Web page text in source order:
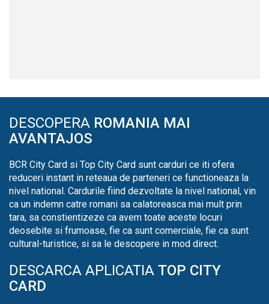
DESCOPERA ROMANIA MAI
AVANTAJOS
BCR City Card si Top City Card sunt carduri ce iti ofera
reduceri instant in reteaua de parteneri ce functioneaza la
nivel national. Cardurile fiind dezvoltate la nivel national, vin
ca un indemn catre romani sa calatoreasca mai mult prin
tara, sa constientizeze ca avem toate aceste locuri
deosebite si frumoase, fie ca sunt comerciale, fie ca sunt
cultural-turistice, si sa le descopere in mod direct.
DESCARCA APLICATIA TOP CITY
CARD